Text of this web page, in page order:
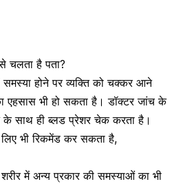
चलता है पता?
समस्या होने पर व्यक्ति को चक्कर आने
एहसास भी हो सकता है। डॉक्टर जांच के
के साथ ही ब्लड प्रेशर चेक करता है।
भी रिकमेंड कर सकता है,
में अन्य प्रकार की समस्याओं का भी